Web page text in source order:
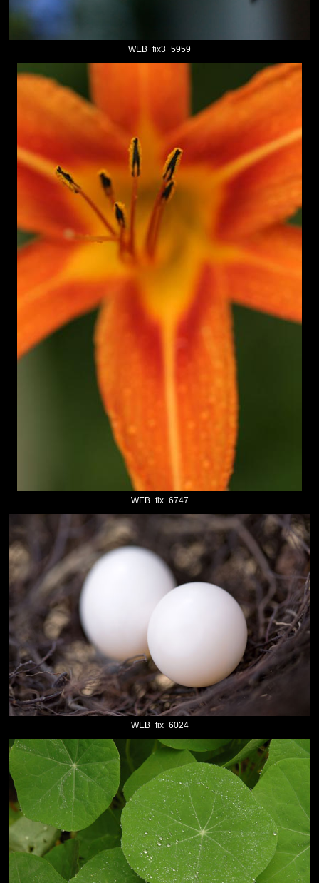
WEB_fix3_5959
WEB_fix_6747
WEB_fix_6024